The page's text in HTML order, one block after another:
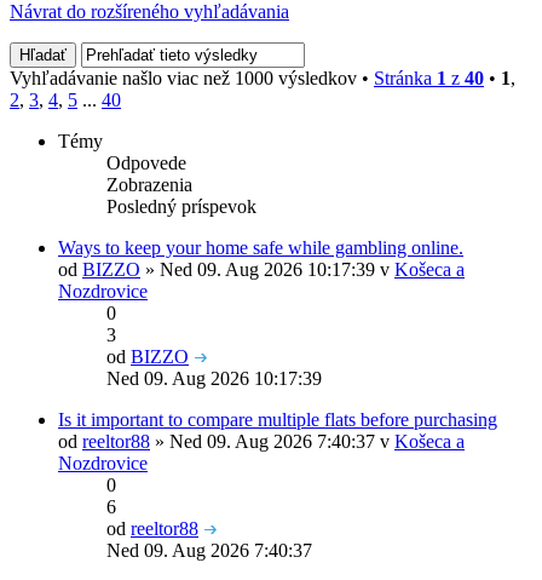
Návrat do rozšíreného vyhľadávania
Vyhľadávanie našlo viac než 1000 výsledkov • Stránka 1 z 40 • 1,
2, 3, 4, 5 ... 40
Témy
Odpovede
Zobrazenia
Posledný príspevok
Ways to keep your home safe while gambling online.
od BIZZO » Ned 09. Aug 2026 10:17:39 v Košeca a
Nozdrovice
0
3
od BIZZO
Ned 09. Aug 2026 10:17:39
Is it important to compare multiple flats before purchasing
od reeltor88 » Ned 09. Aug 2026 7:40:37 v Košeca a
Nozdrovice
0
6
od reeltor88
Ned 09. Aug 2026 7:40:37